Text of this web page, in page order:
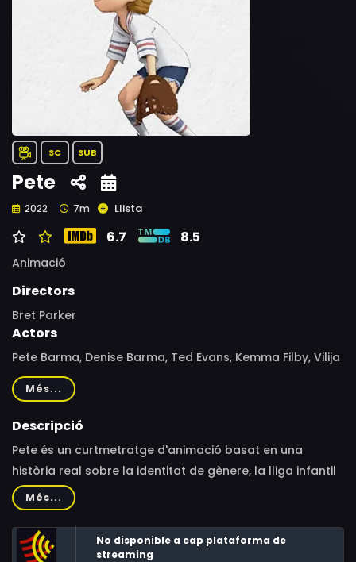
SC SUB
Pete
2022 7m Llista
6.7 8.5
Animació
Directors
Bret Parker
Actors
Pete Barma, Denise Barma, Ted Evans, Kemma Filby, Vilija
Marshall, Ozi
Més...
Descripció
Pete és un curtmetratge d'animació basat en una
història real sobre la identitat de gènere, la lliga infantil
nord-americana de beisbol, les persones que inspiren el
canvi en intentar ser elles mateixes i els superherois que
permeten que es produeixi aquest canvi.Coneixem a
Pete a Winterpark, Florida, en 1975: un nen de vuit anys
Més...
No disponible a cap plataforma de
streaming